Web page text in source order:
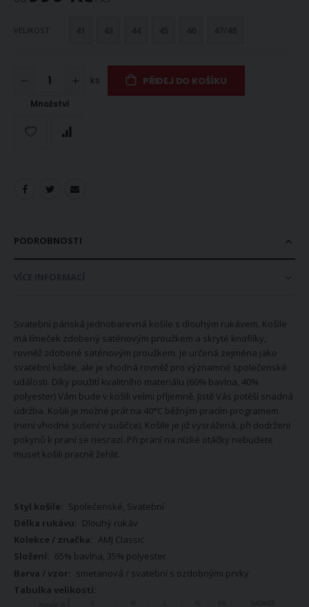
VELIKOST
Množství
ks PŘIDEJ DO KOŠÍKU
PODROBNOSTI
Svatební pánská jednobarevná košile s dlouhým rukávem. Košile
má límeček zdobený saténovým proužkem a skryté knoflíky,
rovněž zdobené saténovým proužkem. Je určená zejména jako
svatební košile, ale je vhodná rovněž pro významné společenské
události. Díky použití kvalitního materiálu (60% bavlna, 40%
polyester) Vám bude v košili velmi příjemně. Jistě Vás potěší snadná
údržba. Košili je možné prát na 40°C běžným pracím programem
(není vhodné sušení v sušičce). Košile je již vysrážená, při dodržení
pokynů k praní se nesrazí. Při praní na nízké otáčky nebudete
muset košili pracně žehlit.
Více
informací
Společenské, Svatební
Dlouhý rukáv
AMJ Classic
65% bavlna, 35% polyester
smetanová / svatební s ozdobnými prvky